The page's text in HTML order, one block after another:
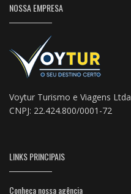
NOSSA EMPRESA
Voytur Turismo e Viagens Ltda
CNPJ: 22.424.800/0001-72
LINKS PRINCIPAIS
Conheça nossa agência